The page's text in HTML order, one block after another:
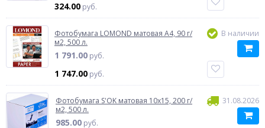
324.00 руб.
Фотобумага LOMOND матовая A4, 90 г/
м2, 500 л.
1 791.00 руб.
1 747.00 руб.
В наличии
Фотобумага S'OK матовая 10x15, 200 г/
м2, 500 л.
985.00 руб.
31.08.2026